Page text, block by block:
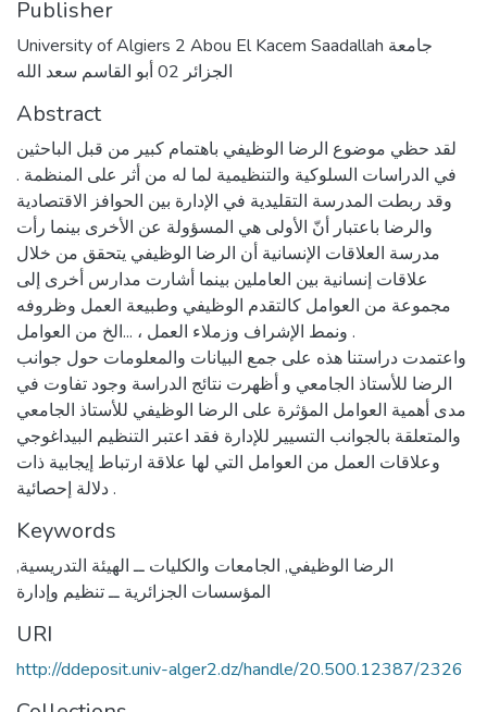
Publisher
University of Algiers 2 Abou El Kacem Saadallah جامعة
الجزائر 02 أبو القاسم سعد الله
Abstract
لقد حظي موضوع الرضا الوظيفي باهتمام كبير من قبل الباحثين
في الدراسات السلوكية والتنظيمية لما له من أثر على المنظمة .
وقد ربطت المدرسة التقليدية في الإدارة بين الحوافز الاقتصادية
والرضا باعتبار أنّ الأولى هي المسؤولة عن الأخرى بينما رأت
مدرسة العلاقات الإنسانية أن الرضا الوظيفي يتحقق من خلال
علاقات إنسانية بين العاملين بينما أشارت مدارس أخرى إلى
مجموعة من العوامل كالتقدم الوظيفي وطبيعة العمل وظروفه
ونمط الإشراف وزملاء العمل ، ...الخ من العوامل .
واعتمدت دراستنا هذه على جمع البيانات والمعلومات حول جوانب
الرضا للأستاذ الجامعي و أظهرت نتائج الدراسة وجود تفاوت في
مدى أهمية العوامل المؤثرة على الرضا الوظيفي للأستاذ الجامعي
والمتعلقة بالجوانب التسيير للإدارة فقد اعتبر التنظيم البيداغوجي
وعلاقات العمل من العوامل التي لها علاقة ارتباط إيجابية ذات
دلالة إحصائية .
Keywords
الرضا الوظيفي, الجامعات والكليات ــ الهيئة التدريسية,
المؤسسات الجزائرية ــ تنظيم وإدارة
URI
http://ddeposit.univ-alger2.dz/handle/20.500.12387/2326